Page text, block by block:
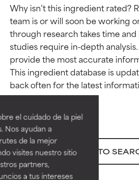
el cuidado de la piel
Nos ayudan a
de la mejor
visites nuestro sitio
partners,
a tus intereses
Why isn’t this ingredient rated?
team is or will soon be working
through research takes time
studies require in-depth
provide the most accurate
This ingredient database is
BACK TO
Calificaciones de
ingredientes
EXCELENTE
Ingrediente
beneficios reales para la
Calificaciones de
ingredientes
EXCELENTE
Ingrediente
beneficios reales para la